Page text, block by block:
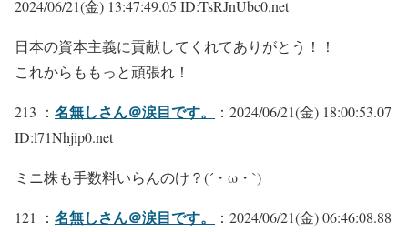
2024/06/21(金) 13:47:49.05 ID:TsRJnUbc0.net
日本の資本主義に貢献してくれてありがとう！！
これからももっと頑張れ！
213 ： 名無しさん＠涙目です。
：2024/06/21(金) 18:00:53.07
ID:l71Nhjip0.net
ミニ株も手数料いらんのけ？(´・ω・`)
121 ： 名無しさん＠涙目です。
：2024/06/21(金) 06:46:08.88